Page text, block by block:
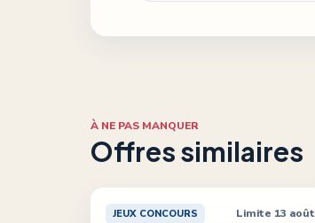
À NE PAS MANQUER
Offres similaires
JEUX CONCOURS Limite 13 août